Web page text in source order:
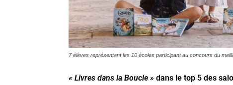
7 élèves représentant les 10 écoles participant au concours du
« Livres dans la Boucle » dans le top 5 des